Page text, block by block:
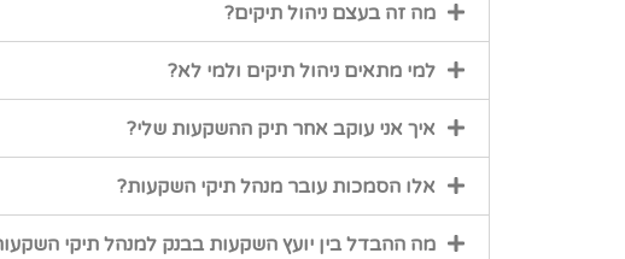
מה זה בעצם ניהול תיקים?
למי מתאים ניהול תיקים ולמי לא?
איך אני עוקב אחר תיק ההשקעות שלי?
אלו הסמכות עובר מנהל תיקי השקעות?
מה ההבדל בין יועץ השקעות בבנק למנהל תיקי